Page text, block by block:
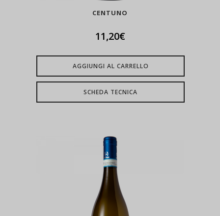
CENTUNO
11,20€
AGGIUNGI AL CARRELLO
SCHEDA TECNICA